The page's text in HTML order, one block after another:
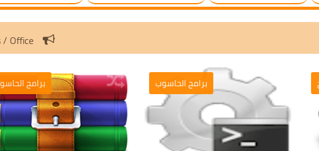
Windows / Office
برامج التصميم والمونطاج